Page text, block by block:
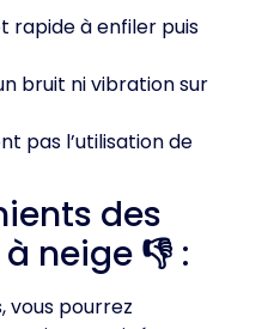
rapide à enfiler puis
bruit ni vibration sur
pas l’utilisation de
des
neige 👎 :
vous pourrez